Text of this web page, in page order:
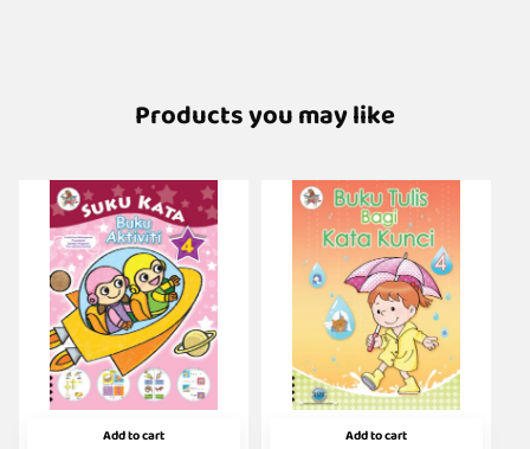
Products you may like
Add to cart Add to cart